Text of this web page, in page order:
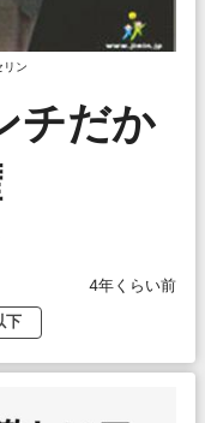
リン
チだか
4年くらい前
下